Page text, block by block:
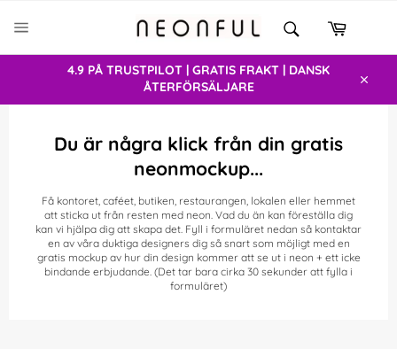
vidare
innehåll
4.9 PÅ TRUSTPILOT | GRATIS FRAKT | DANSK
ÅTERFÖRSÄLJARE
Du är några klick från din gratis
neonmockup...
Få kontoret, caféet, butiken, restaurangen, lokalen eller hemmet
att sticka ut från resten med neon. Vad du än kan föreställa dig
kan vi hjälpa dig att skapa det. Fyll i formuläret nedan så kontaktar
en av våra duktiga designers dig så snart som möjligt med en
gratis mockup av hur din design kommer att se ut i neon + ett icke
bindande erbjudande. (Det tar bara cirka 30 sekunder att fylla i
formuläret)